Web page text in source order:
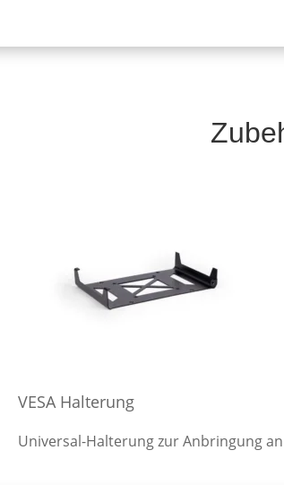
VESA Halterung
Universal-Halterung zur Anbringung